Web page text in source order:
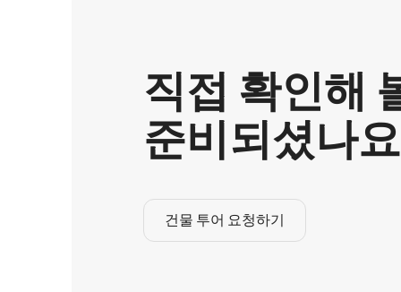
직접 확인해
준비되셨나
건물 투어 요청하기